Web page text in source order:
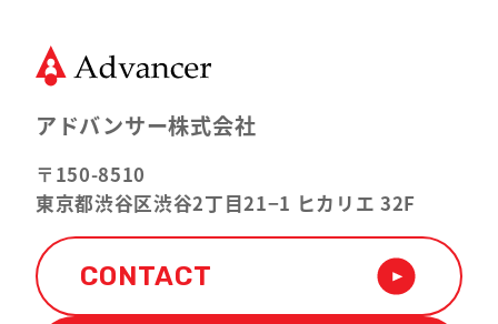
アドバンサー株式会社
〒150-8510
東京都渋谷区渋谷2丁目21−1 ヒカリエ 32F
CONTACT